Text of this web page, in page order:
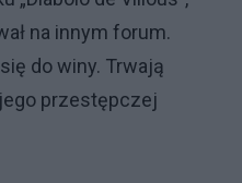
na innym forum.
do winy. Trwają
przestępczej